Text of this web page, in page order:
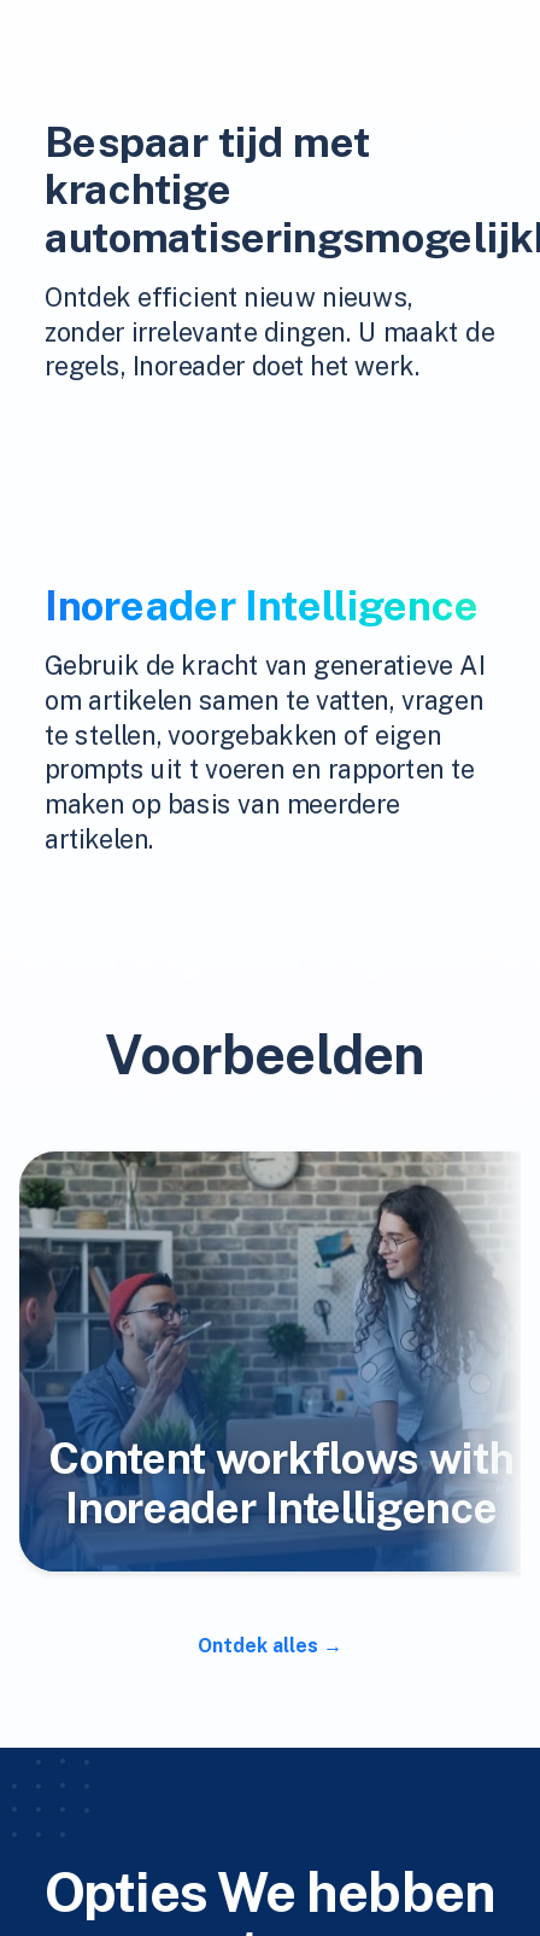
Bespaar tijd met
krachtige
Ontdek efficient nieuw nieuws,
zonder irrelevante dingen. U maakt de
regels, Inoreader doet het werk.
Inoreader Intelligence
Gebruik de kracht van generatieve AI
om artikelen samen te vatten, vragen
te stellen, voorgebakken of eigen
prompts uit t voeren en rapporten te
maken op basis van meerdere
artikelen.
Voorbeelden
Content workflows with
Inoreader Intelligence
Ontdek alles
Opties We hebben